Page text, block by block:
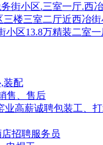
街小区.三室一厅.西
三楼三室二厅近西冶
小区13.8万精装二室
装配
售、售后
业高薪诚聘包装工、
店招聘服务员